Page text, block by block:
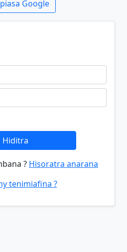
Google
Hiditra
? Hisoratra anarana
tenimiafina ?